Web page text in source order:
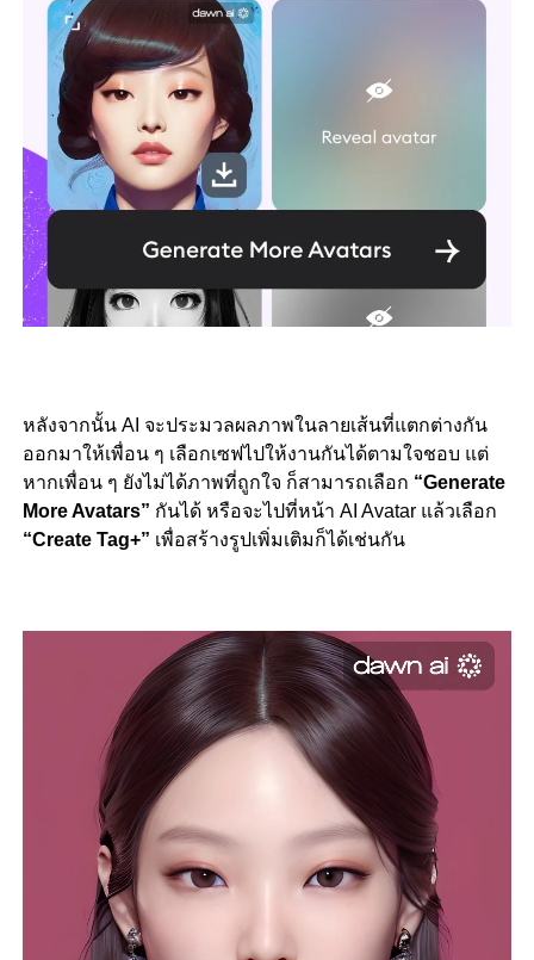
หลังจากนั้น AI จะประมวลผลภาพในลายเส้นที่แตกต่างกัน
ออกมาให้เพื่อน ๆ เลือกเซฟไปให้งานกันได้ตามใจชอบ แต่
หากเพื่อน ๆ ยังไม่ได้ภาพที่ถูกใจ ก็สามารถเลือก “Generate
More Avatars” กันได้ หรือจะไปที่หน้า AI Avatar แล้วเลือก
“Create Tag+” เพื่อสร้างรูปเพิ่มเติมก็ได้เช่นกัน